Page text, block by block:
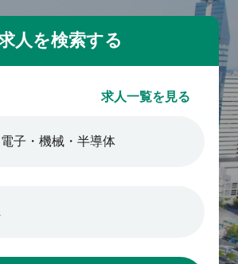
会も増加中で、女性店長比率は
約7割。 子育て中の方や男性の
育休取得も推進しており、ライ
フステージに合わせてキャリア
からは「こんなに休めるのか」
と驚かれる声もあります。 【キ
タートし、早い方では中途入社1
の統括を担うポジションもご用
求人一覧を見る